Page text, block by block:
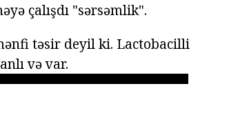
çalışdı "sərsəmlik".
təsir deyil ki. Lactobacilli
və var.